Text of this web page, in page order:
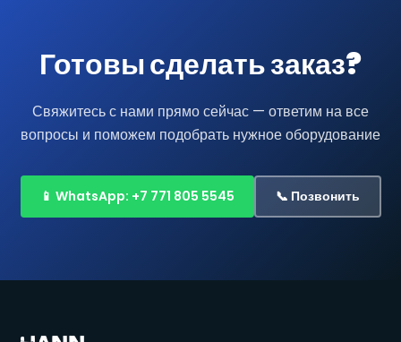
Готовы сделать заказ?
Свяжитесь с нами прямо сейчас — ответим на все
вопросы и поможем подобрать нужное оборудование
📱 WhatsApp: +7 771 805 5545 📞 Позвонить